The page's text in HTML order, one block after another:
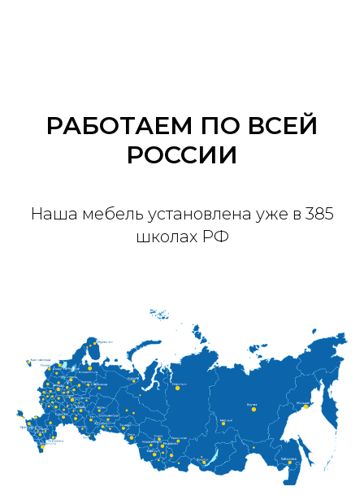
РАБОТАЕМ ПО ВСЕЙ
РОССИИ
Наша мебель установлена уже в 385
школах РФ